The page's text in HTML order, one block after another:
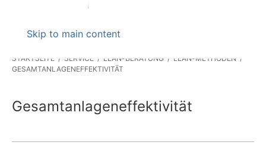
Skip to main content
STARTSEITE SERVICE LEAN-BERATUNG
LEAN-METHODEN
GESAMTANLAGENEFFEKTIVITÄT
Gesamtanlageneffektivität